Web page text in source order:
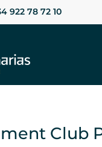
922 78 72 10
Club